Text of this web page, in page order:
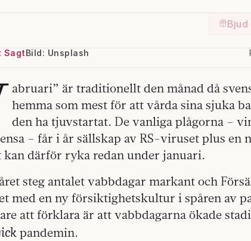
SagtBild: Unsplash
abruari” är traditionellt den månad då
hemma som mest för att vårda sina sjuka
den ha tjuvstartat. De vanliga plågorna –
– får i år sällskap av RS-viruset plus en
kan därför ryka redan under januari.
steg antalet vabbdagar markant och
med en ny försiktighetskultur i spåren av
att förklara är att vabbdagarna ökade
pandemin.